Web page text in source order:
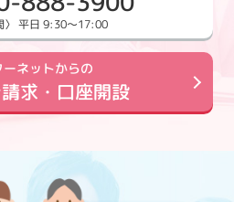
〉 平日 9:30～17:00
ーネットからの
求・口座開設